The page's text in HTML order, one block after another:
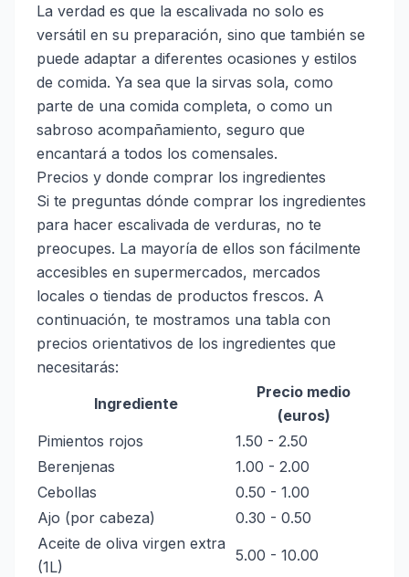
La verdad es que la escalivada no solo es
versátil en su preparación, sino que también se
puede adaptar a diferentes ocasiones y estilos
de comida. Ya sea que la sirvas sola, como
parte de una comida completa, o como un
sabroso acompañamiento, seguro que
encantará a todos los comensales.
Precios y donde comprar los ingredientes
Si te preguntas dónde comprar los ingredientes
para hacer escalivada de verduras, no te
preocupes. La mayoría de ellos son fácilmente
accesibles en supermercados, mercados
locales o tiendas de productos frescos. A
continuación, te mostramos una tabla con
precios orientativos de los ingredientes que
necesitarás:
Ingrediente
Precio medio
(euros)
Pimientos rojos
1.50 - 2.50
Berenjenas
1.00 - 2.00
Cebollas
0.50 - 1.00
Ajo (por cabeza)
0.30 - 0.50
Aceite de oliva virgen extra
(1L)
5.00 - 10.00